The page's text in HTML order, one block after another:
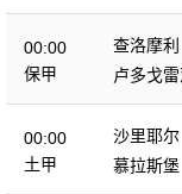
00:00
保甲
查洛摩利
卢多戈
00:00
土甲
沙里耶尔
慕拉斯堡